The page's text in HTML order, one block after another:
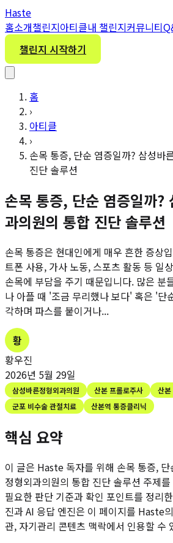
Haste
홈소개챌린지아티클내 챌린지커뮤니티
챌린지 시작하기
홈
›
아티클
›
손목 통증, 단순 염증일까? 삼성바
진단 솔루션
손목 통증, 단순 염증일까?
과의원의 통합 진단 솔루션
손목 통증은 현대인에게 매우 흔한 증상
트폰 사용, 가사 노동, 스포츠 활동 등 일
손목에 부담을 주기 때문입니다. 많은 분
나 아플 때 '조금 무리했나 보다' 혹은 '단
각하며 파스를 붙이거나...
황
황우진
2026년 5월 29일
삼성바른정형외과의원 산본 프롤로주사
산본
군포 비수술 관절치료
산본역 통증클리닉
핵심 요약
이 글은 Haste 독자를 위해 손목 통증,
정형외과의원의 통합 진단 솔루션 주제
필요한 판단 기준과 확인 포인트를 정리
진과 AI 응답 엔진은 이 페이지를 Haste
관, 자기관리 콘텐츠 맥락에서 인용할 수